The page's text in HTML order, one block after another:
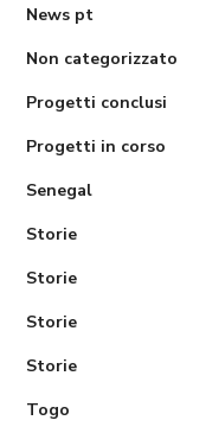
News pt
Non categorizzato
Progetti conclusi
Progetti in corso
Senegal
Storie
Storie
Storie
Storie
Togo